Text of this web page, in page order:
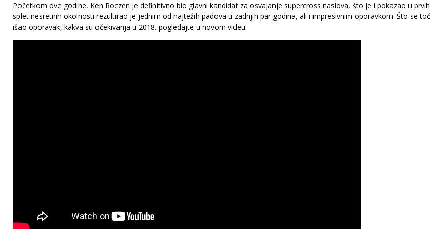
Početkom ove godine, Ken Roczen je definitivno bio glavni kandidat za osvajanje supercross naslova, što je i pokazao u
splet nesretnih okolnosti rezultirao je jednim od najtežih padova u zadnjih par godina, ali i impresivnim oporavkom. Što se
išao oporavak, kakva su očekivanja u 2018. pogledajte u novom videu.